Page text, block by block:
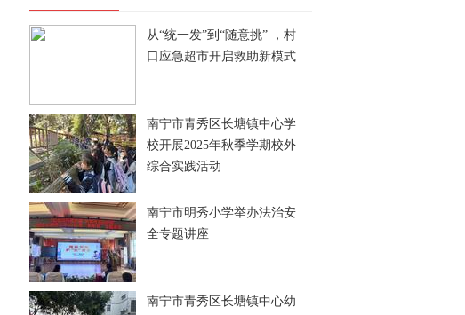
从“统一发”到“随意挑” ，村
口应急超市开启救助新模式
南宁市青秀区长塘镇中心学
校开展2025年秋季学期校外
综合实践活动
南宁市明秀小学举办法治安
全专题讲座
南宁市青秀区长塘镇中心幼